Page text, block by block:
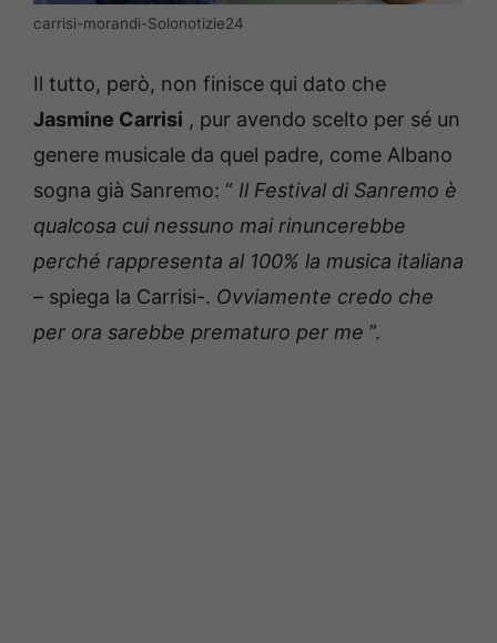
carrisi-morandi-Solonotizie24
Il tutto, però, non finisce qui dato che
Jasmine Carrisi , pur avendo scelto per sé un
genere musicale da quel padre, come Albano
sogna già Sanremo: “ Il Festival di Sanremo è
qualcosa cui nessuno mai rinuncerebbe
perché rappresenta al 100% la musica italiana
– spiega la Carrisi-. Ovviamente credo che
per ora sarebbe prematuro per me ”.